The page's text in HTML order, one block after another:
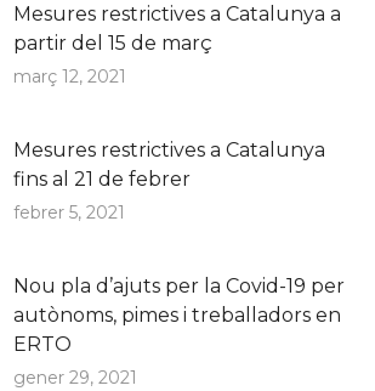
Mesures restrictives a Catalunya a
partir del 15 de març
març 12, 2021
Mesures restrictives a Catalunya
fins al 21 de febrer
febrer 5, 2021
Nou pla d’ajuts per la Covid-19 per
autònoms, pimes i treballadors en
ERTO
gener 29, 2021